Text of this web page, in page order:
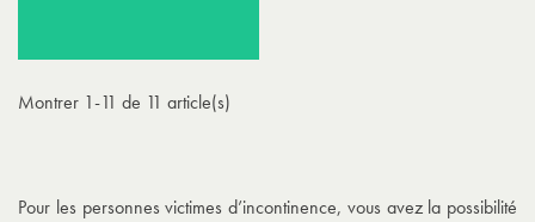
Montrer 1-11 de 11 article(s)
Pour les personnes victimes d’incontinence, vous avez la possibilité